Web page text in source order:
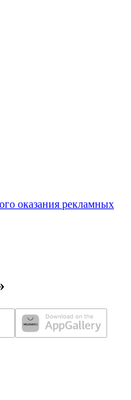
оказания рекламных